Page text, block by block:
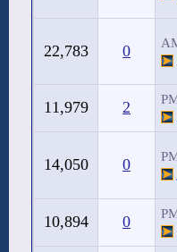
0
22,783
2
11,979
0
14,050
0
10,894